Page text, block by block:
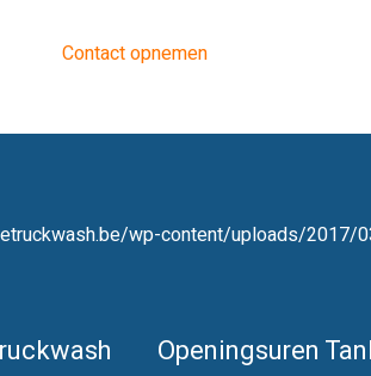
Contact opnemen
wp-content/uploads/
Openingsuren